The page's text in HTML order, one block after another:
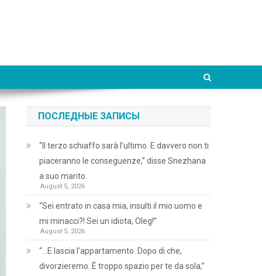
ПОСЛЕДНЫЕ ЗАПИСЫ
“Il terzo schiaffo sarà l’ultimo. E davvero non ti
piaceranno le conseguenze,” disse Snezhana
a suo marito.
August 5, 2026
“Sei entrato in casa mia, insulti il mio uomo e
mi minacci?! Sei un idiota, Oleg!”
August 5, 2026
“…E lascia l’appartamento. Dopo di che,
divorzieremo. È troppo spazio per te da sola,”